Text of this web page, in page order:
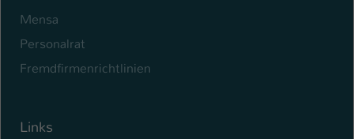
Mensa
Personalrat
Fremdfirmenrichtlinien
Links